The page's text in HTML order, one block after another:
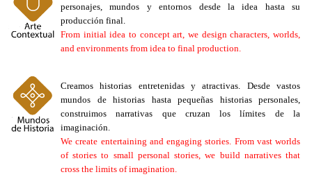
personajes, mundos y entornos desde la idea hasta su
producción final.
From initial idea to concept art, we design characters, worlds,
and environments from idea to final production.
Creamos historias entretenidas y atractivas. Desde vastos
mundos de historias hasta pequeñas historias personales,
construimos narrativas que cruzan los límites de la
imaginación.
We create entertaining and engaging stories. From vast worlds
of stories to small personal stories, we build narratives that
cross the limits of imagination.